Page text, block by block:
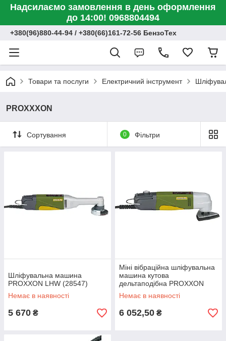
Надсилаємо замовлення в день оформлення
до 14:00! 0968804494
+380(96)880-44-94 / +380(66)161-72-56 БензоТех
Товари та послуги Електричний інструмент
PROXXXON
Сортування 0 Фільтри
Шліфувальна машина
PROXXON LHW (28547)
Немає в наявності
5 670 ₴
Міні вібраційна шліфувальна
машина кутова
дельтаподібна PROXXON
OZI/E (28520)
Немає в наявності
6 052,50 ₴